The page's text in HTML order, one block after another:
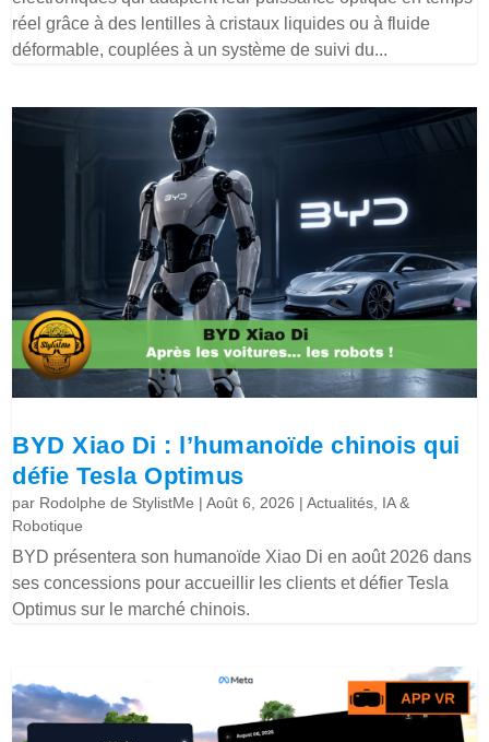
réel grâce à des lentilles à cristaux liquides ou à fluide
déformable, couplées à un système de suivi du...
BYD Xiao Di : l’humanoïde chinois qui
défie Tesla Optimus
par Rodolphe de StylistMe |Août 6, 2026 |Actualités IA &
Robotique
BYD présentera son humanoïde Xiao Di en août 2026 dans
ses concessions pour accueillir les clients et défier Tesla
Optimus sur le marché chinois.